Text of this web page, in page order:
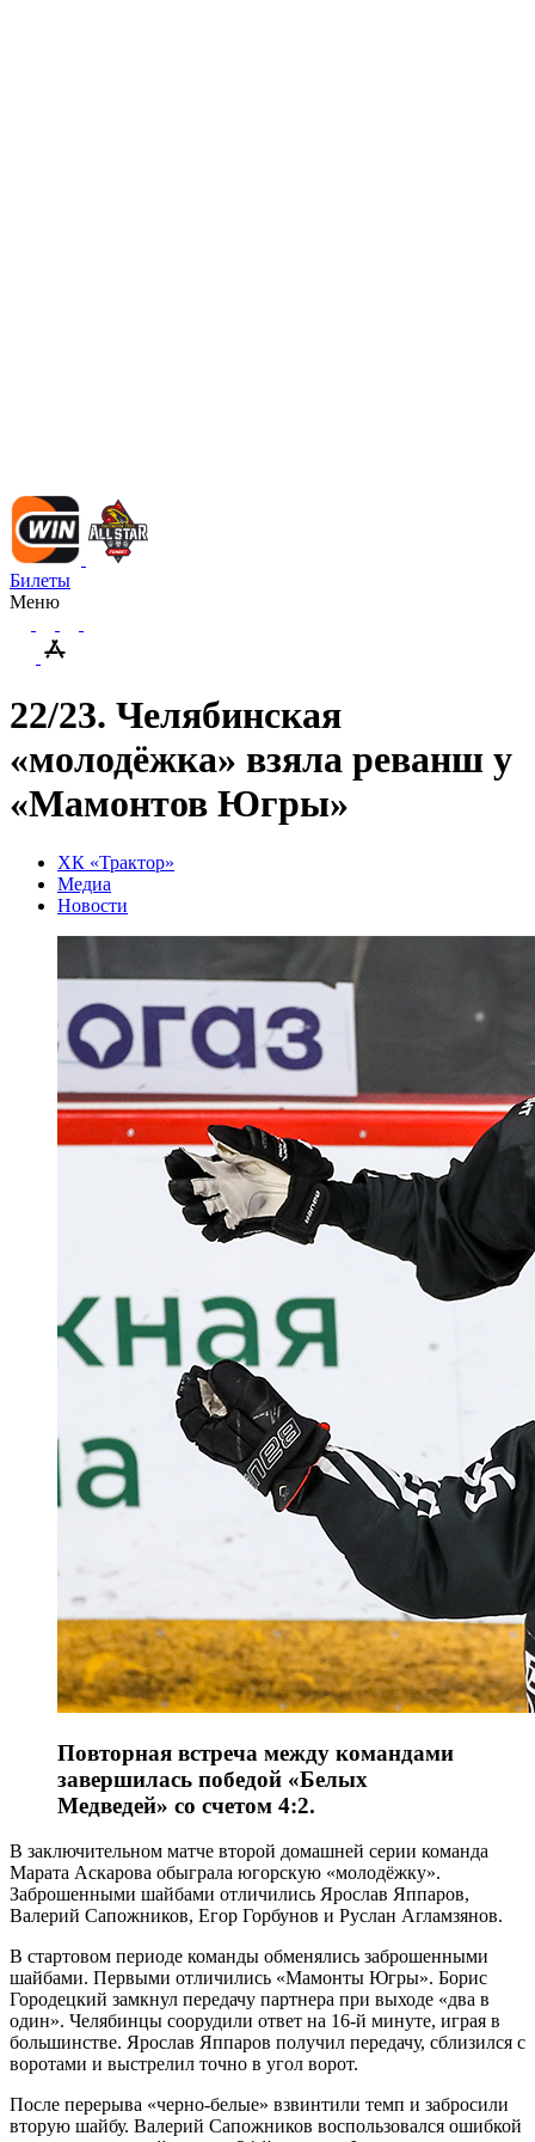
Билеты
Меню
22/23. Челябинская
«молодёжка» взяла реванш у
«Мамонтов Югры»
ХК «Трактор»
Медиа
Новости
Повторная встреча между командами
завершилась победой «Белых
Медведей» со счетом 4:2.
В заключительном матче второй домашней серии команда
Марата Аскарова обыграла югорскую «молодёжку».
Заброшенными шайбами отличились Ярослав Яппаров,
Валерий Сапожников, Егор Горбунов и Руслан Агламзянов.
В стартовом периоде команды обменялись заброшенными
шайбами. Первыми отличились «Мамонты Югры». Борис
Городецкий замкнул передачу партнера при выходе «два в
один». Челябинцы соорудили ответ на 16-й минуте, играя в
большинстве. Ярослав Яппаров получил передачу, сблизился с
воротами и выстрелил точно в угол ворот.
После перерыва «черно-белые» взвинтили темп и забросили
вторую шайбу. Валерий Сапожников воспользовался ошибкой